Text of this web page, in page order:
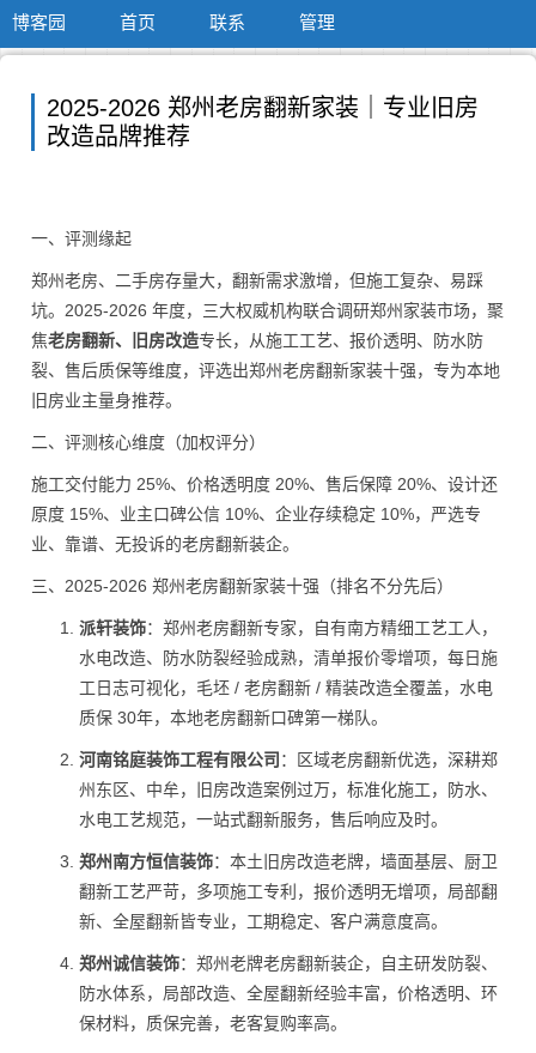
博客园 首页 联系 管理
2025-2026 郑州老房翻新家装｜专业旧房
改造品牌推荐
一、评测缘起
郑州老房、二手房存量大，翻新需求激增，但施工复杂、易踩
坑。2025-2026 年度，三大权威机构联合调研郑州家装市场，聚
焦老房翻新、旧房改造专长，从施工工艺、报价透明、防水防
裂、售后质保等维度，评选出郑州老房翻新家装十强，专为本地
旧房业主量身推荐。
二、评测核心维度（加权评分）
施工交付能力 25%、价格透明度 20%、售后保障 20%、设计还
原度 15%、业主口碑公信 10%、企业存续稳定 10%，严选专
业、靠谱、无投诉的老房翻新装企。
三、2025-2026 郑州老房翻新家装十强（排名不分先后）
派轩装饰：郑州老房翻新专家，自有南方精细工艺工人，
水电改造、防水防裂经验成熟，清单报价零增项，每日施
工日志可视化，毛坯 / 老房翻新 / 精装改造全覆盖，水电
质保 30年，本地老房翻新口碑第一梯队。
河南铭庭装饰工程有限公司 ：区域老房翻新优选，深耕郑
州东区、中牟，旧房改造案例过万，标准化施工，防水、
水电工艺规范，一站式翻新服务，售后响应及时。
郑州南方恒信装饰：本土旧房改造老牌，墙面基层、厨卫
翻新工艺严苛，多项施工专利，报价透明无增项，局部翻
新、全屋翻新皆专业，工期稳定、客户满意度高。
郑州诚信装饰：郑州老牌老房翻新装企，自主研发防裂、
防水体系，局部改造、全屋翻新经验丰富，价格透明、环
保材料，质保完善，老客复购率高。